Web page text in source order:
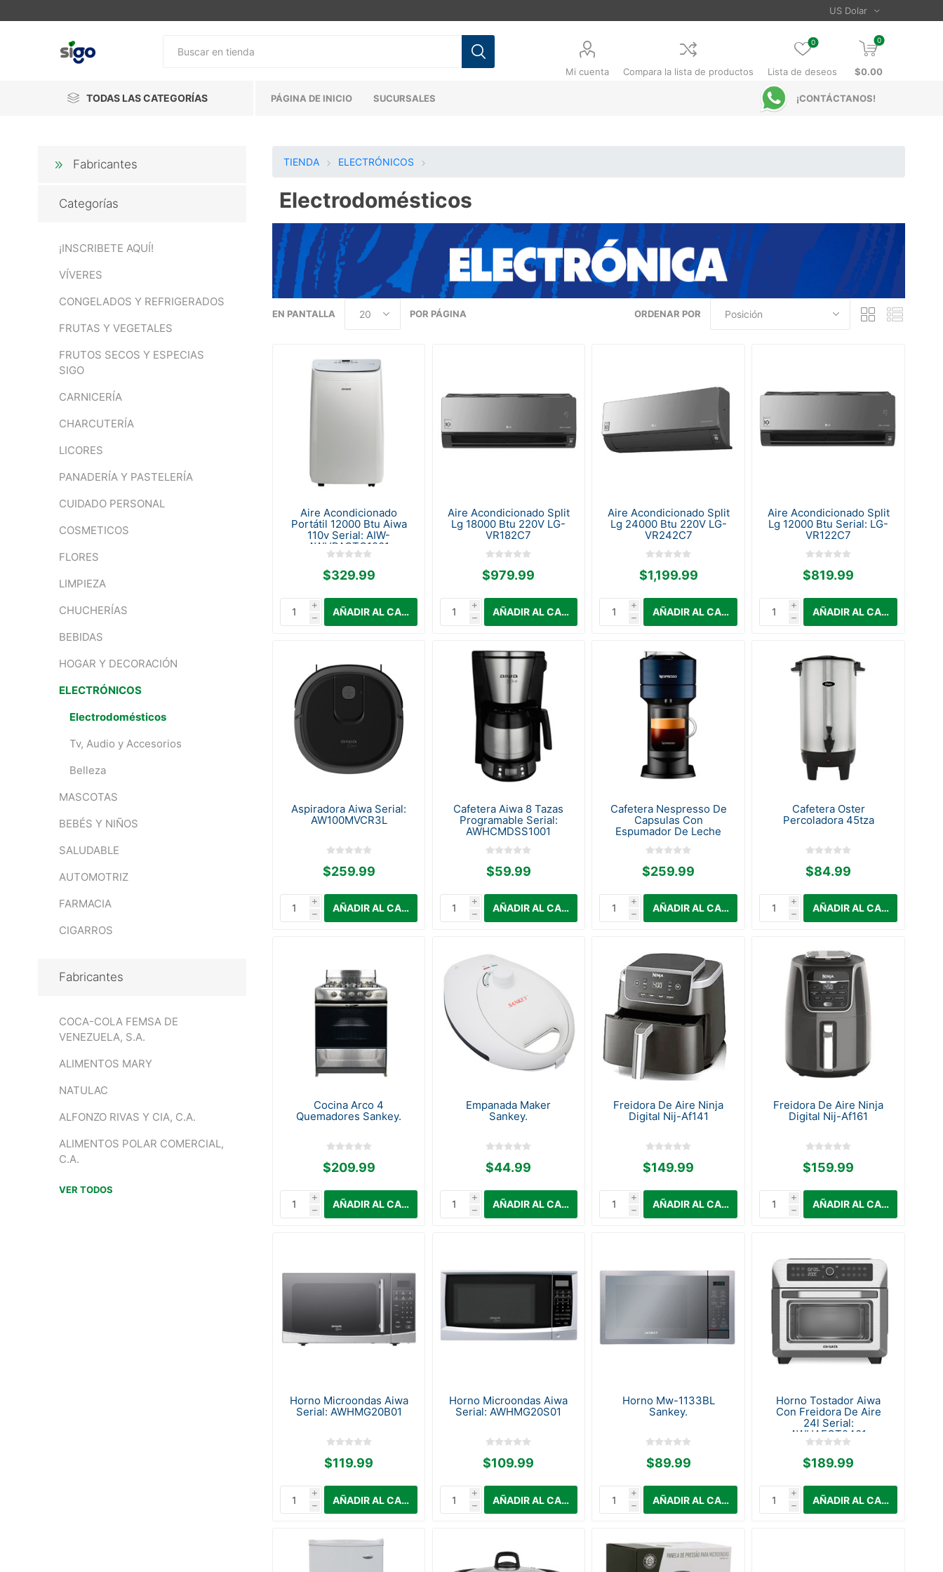
Mi cuenta Compara la lista de productos Lista de deseos
0 0
$0.00
TODAS LAS CATEGORÍAS PÁGINA DE INICIO SUCURSALES ¡CONTÁCTANOS!
TIENDA ELECTRÓNICOS
Electrodomésticos
ORDENAR POR
EN PANTALLA POR PÁGINA
Aire Acondicionado
Portátil 12000 Btu Aiwa
110v Serial: AIW-
AWHPACTC1201
$329.99
i
h
Aire Acondicionado Split
Lg 18000 Btu 220V LG-
VR182C7
$979.99
i
h
Aire Acondicionado Split
Lg 24000 Btu 220V LG-
VR242C7
$1,199.99
i
h
Aire Acondicionado Split
Lg 12000 Btu Serial: LG-
VR122C7
$819.99
i
h
Aspiradora Aiwa Serial:
AW100MVCR3L
$259.99
i
h
Cafetera Aiwa 8 Tazas
Programable Serial:
AWHCMDSS1001
$59.99
i
h
Cafetera Nespresso De
Capsulas Con
Espumador De Leche
$259.99
i
h
Cafetera Oster
Percoladora 45tza
$84.99
i
h
Cocina Arco 4
Quemadores Sankey.
$209.99
i
h
Empanada Maker
Sankey.
$44.99
i
h
Freidora De Aire Ninja
Digital Nij-Af141
$149.99
i
h
Freidora De Aire Ninja
Digital Nij-Af161
$159.99
i
h
Horno Microondas Aiwa
Serial: AWHMG20B01
$119.99
i
h
Horno Microondas Aiwa
Serial: AWHMG20S01
$109.99
i
h
Horno Mw-1133BL
Sankey.
$89.99
i
h
Horno Tostador Aiwa
Con Freidora De Aire
24l Serial:
AWHAFOT2401
$189.99
i
h
Fabricantes
Categorías
¡INSCRIBETE AQUÍ!
VÍVERES
CONGELADOS Y REFRIGERADOS
FRUTAS Y VEGETALES
FRUTOS SECOS Y ESPECIAS
SIGO
CARNICERÍA
CHARCUTERÍA
LICORES
PANADERÍA Y PASTELERÍA
CUIDADO PERSONAL
COSMETICOS
FLORES
LIMPIEZA
CHUCHERÍAS
BEBIDAS
HOGAR Y DECORACIÓN
ELECTRÓNICOS
Electrodomésticos
Tv, Audio y Accesorios
Belleza
MASCOTAS
BEBÉS Y NIÑOS
SALUDABLE
AUTOMOTRIZ
FARMACIA
CIGARROS
Fabricantes
COCA-COLA FEMSA DE
VENEZUELA, S.A.
ALIMENTOS MARY
NATULAC
ALFONZO RIVAS Y CIA, C.A.
ALIMENTOS POLAR COMERCIAL,
C.A.
VER TODOS